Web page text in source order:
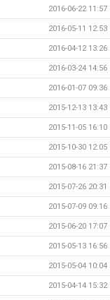
2016-06-22 11:57
2016-05-11 12:53
2016-04-12 13:26
2016-03-24 14:56
2016-01-07 09:36
2015-12-13 13:43
2015-11-05 16:10
2015-10-30 12:05
2015-08-16 21:37
2015-07-26 20:31
2015-07-09 09:16
2015-06-20 17:07
2015-05-13 16:56
2015-05-04 10:04
2015-04-14 15:32